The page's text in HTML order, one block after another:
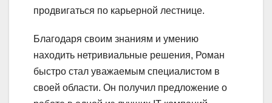
продвигаться по карьерной лестнице.
Благодаря своим знаниям и умению
находить нетривиальные решения, Роман
быстро стал уважаемым специалистом в
своей области. Он получил предложение о